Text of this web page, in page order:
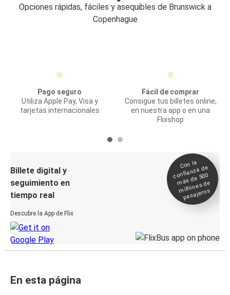
Opciones rápidas, fáciles y asequibles de Brunswick a
Copenhague
Pago seguro
Utiliza Apple Pay, Visa y
tarjetas internacionales
Fácil de comprar
Consigue tus billetes online,
en nuestra app o en una
Flixshop
Billete digital y
seguimiento en
tiempo real
Descubre la App de Flix
Con la
confianza de
más de 500
millones de
pasajeros
En esta página